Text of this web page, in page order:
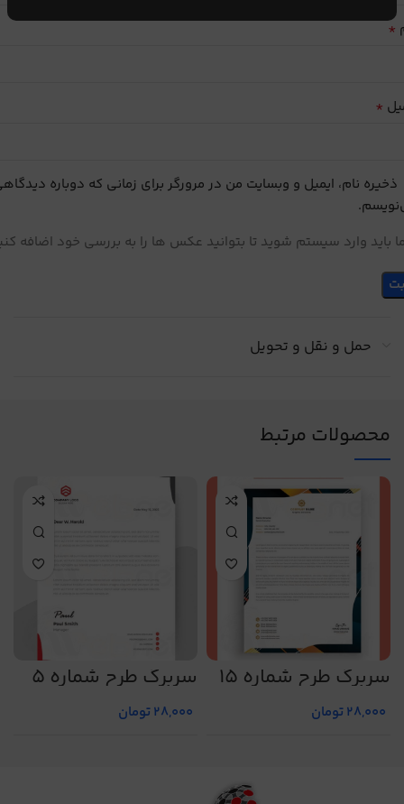
*
*
ذخیره نام، ایمیل و وبسایت من در مرورگر برای زمانی که دوباره
باید وارد سیستم شوید تا بتوانید عکس ها را به بررسی خود اضافه
حمل و نقل و تحویل
محصولات مرتبط
سربرگ طرح شماره 15
28,000تومان
سربرگ طرح شماره 5
28,000تومان